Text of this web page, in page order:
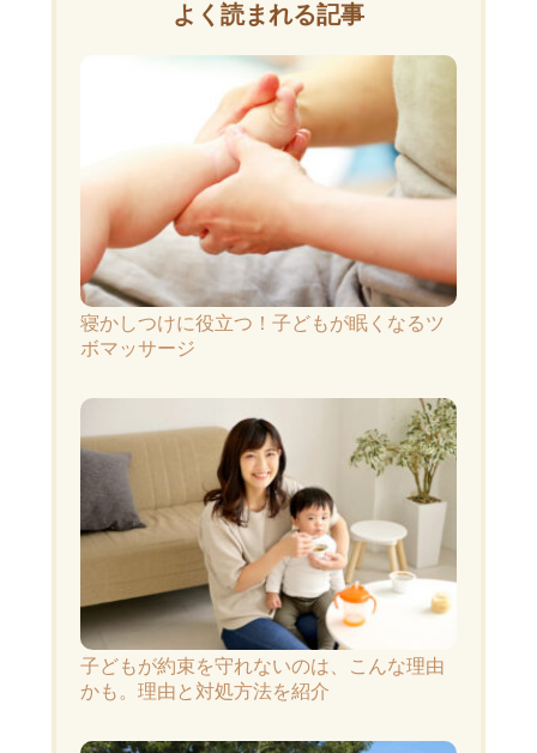
よく読まれる記事
寝かしつけに役立つ！子どもが眠くなるツ
ボマッサージ
子どもが約束を守れないのは、こんな理由
かも。理由と対処方法を紹介